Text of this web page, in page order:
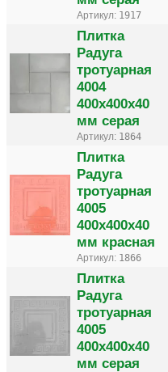
Артикул: 1917
Плитка
Радуга
тротуарная
4004
400х400х40
мм серая
Артикул: 1864
Плитка
Радуга
тротуарная
4005
400х400х40
мм красная
Артикул: 1866
Плитка
Радуга
тротуарная
4005
400х400х40
мм серая